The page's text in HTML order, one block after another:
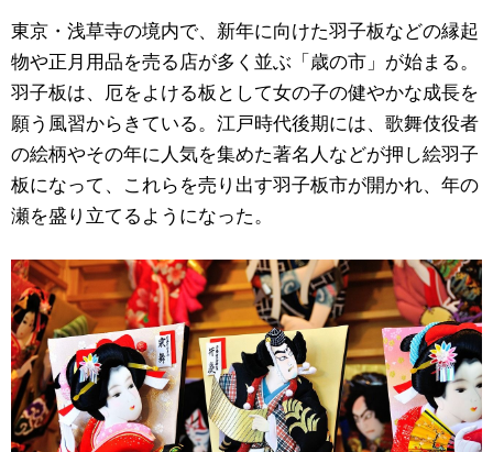
東京・浅草寺の境内で、新年に向けた羽子板などの縁起
物や正月用品を売る店が多く並ぶ「歳の市」が始まる。
羽子板は、厄をよける板として女の子の健やかな成長を
願う風習からきている。江戸時代後期には、歌舞伎役者
の絵柄やその年に人気を集めた著名人などが押し絵羽子
板になって、これらを売り出す羽子板市が開かれ、年の
瀬を盛り立てるようになった。